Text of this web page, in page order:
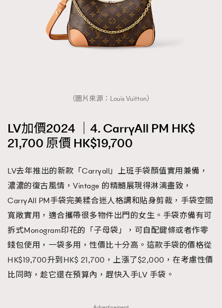
（圖片來源：Louis Vuitton）
LV加價2024 ｜4. CarryAll PM HK$
21,700 原價 HK$19,700
LV去年推出的新款「Carryall」上班手袋顏值實用兼備，
濃濃的復古風情，Vintage 的精髓展現得淋漓盡致，
CarryAll PM手袋完美糅合迷人格調和貼身剪裁，手袋空間
寬敞實用，適合攜帶很多物件出門的女生。手袋亦備有可
拆式Monogram印花的「子母袋」，可自配鍵條或者作零
錢包使用，一袋多用，性價比十分高。這款手袋的價格從
HK$19,700升到HK$ 21,700，上漲了$2,000，在考慮性價
比同時，趁它還在預算內，趕快入手LV 手袋。